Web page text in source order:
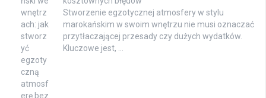
Stworzenie egzotycznej atmosfery w stylu
marokańskim w swoim wnętrzu nie musi oznaczać
przytłaczającej przesady czy dużych wydatków.
Kluczowe jest, …